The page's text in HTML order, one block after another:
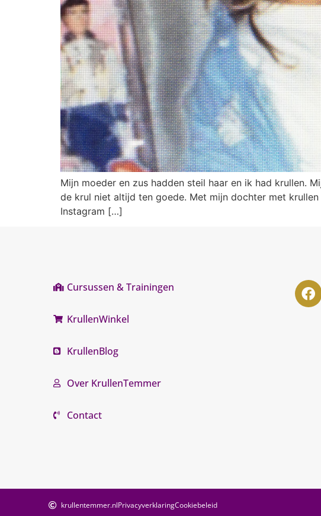
Mijn moeder en zus hadden steil haar en ik had krullen.
de krul niet altijd ten goede. Met mijn dochter met
Instagram […]
Cursussen & Trainingen
KrullenWinkel
KrullenBlog
Over KrullenTemmer
Contact
krullentemmer.nlPrivacyverklaringCookiebeleid